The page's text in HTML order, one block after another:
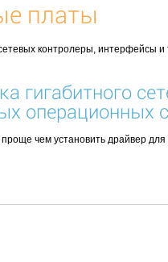
платы
контролеры, интерфейсы и
гигабитного
операционных
чем установить драйвер